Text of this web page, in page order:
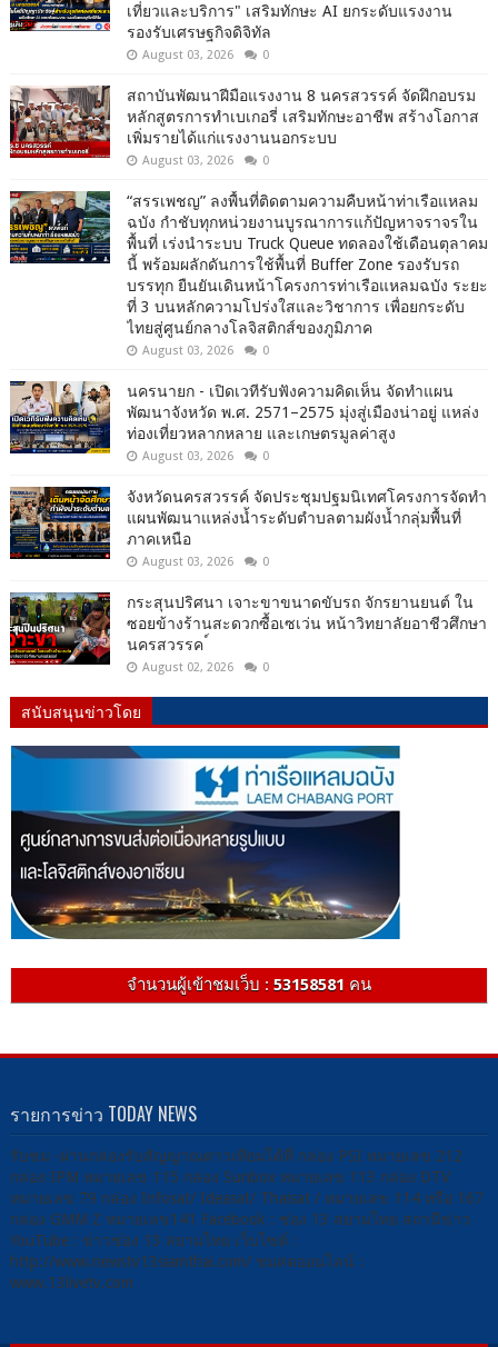
เที่ยวและบริการ" เสริมทักษะ AI ยกระดับแรงงาน
รองรับเศรษฐกิจดิจิทัล
August 03, 2026 0
สถาบันพัฒนาฝีมือแรงงาน 8 นครสวรรค์ จัดฝึกอบรม
หลักสูตรการทำเบเกอรี่ เสริมทักษะอาชีพ สร้างโอกาส
เพิ่มรายได้แก่แรงงานนอกระบบ
August 03, 2026 0
“สรรเพชญ” ลงพื้นที่ติดตามความคืบหน้าท่าเรือแหลม
ฉบัง กำชับทุกหน่วยงานบูรณาการแก้ปัญหาจราจรใน
พื้นที่ เร่งนำระบบ Truck Queue ทดลองใช้เดือนตุลาคม
นี้ พร้อมผลักดันการใช้พื้นที่ Buffer Zone รองรับรถ
บรรทุก ยืนยันเดินหน้าโครงการท่าเรือแหลมฉบัง ระยะ
ที่ 3 บนหลักความโปร่งใสและวิชาการ เพื่อยกระดับ
ไทยสู่ศูนย์กลางโลจิสติกส์ของภูมิภาค
August 03, 2026 0
นครนายก - เปิดเวทีรับฟังความคิดเห็น จัดทำแผน
พัฒนาจังหวัด พ.ศ. 2571–2575 มุ่งสู่เมืองน่าอยู่ แหล่ง
ท่องเที่ยวหลากหลาย และเกษตรมูลค่าสูง
August 03, 2026 0
จังหวัดนครสวรรค์ จัดประชุมปฐมนิเทศโครงการจัดทำ
แผนพัฒนาแหล่งน้ำระดับตำบลตามผังน้ำกลุ่มพื้นที่
ภาคเหนือ
August 03, 2026 0
กระสุนปริศนา เจาะขาขนาดขับรถ จักรยานยนต์ ใน
ซอยข้างร้านสะดวกซื้อเซเว่น หน้าวิทยาลัยอาชีวศึกษา
นครสวรรค ์
August 02, 2026 0
สนับสนุนข่าวโดย
จำนวนผู้เข้าชมเว็บ : 53158581 คน
รายการข่าว TODAY NEWS
รับชม -ผ่านกล่องรับสัญญาณดาวเทียมได้ที่ กล่อง PSI หมายเลข 212
กล่อง IPM หมายเลข 115 กล่อง Sunbox หมายเลข 113 กล่อง DTV
หมายเลข 79 กล่อง Infosat/ Ideasat/ Thaisat / หมายเลข 114 หรือ 167
กล่อง GMM Z หมายเลข141 Facebook : ช่อง 13 สยามไทย สถานีข่าว
YouTube : ข่าวช่อง 13 สยามไทย เว็บไซต์ :
http://www.newstv13siamthai.com/ ชมสดออนไลน์ :
www.13livetv.com